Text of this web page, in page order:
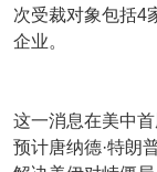
次受裁对象包括4
企业。
这一消息在美中
预计唐纳德·特朗